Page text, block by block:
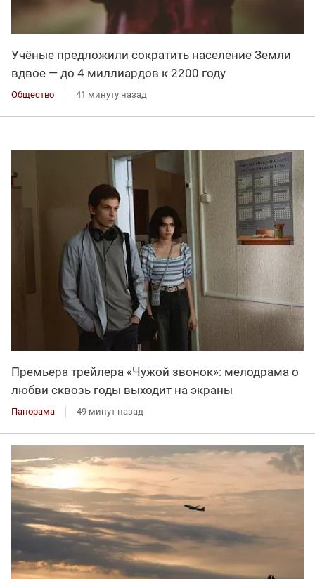
Учёные предложили сократить население Земли
вдвое — до 4 миллиардов к 2200 году
Общество 41 минуту назад
Премьера трейлера «Чужой звонок»: мелодрама о
любви сквозь годы выходит на экраны
Панорама 49 минут назад